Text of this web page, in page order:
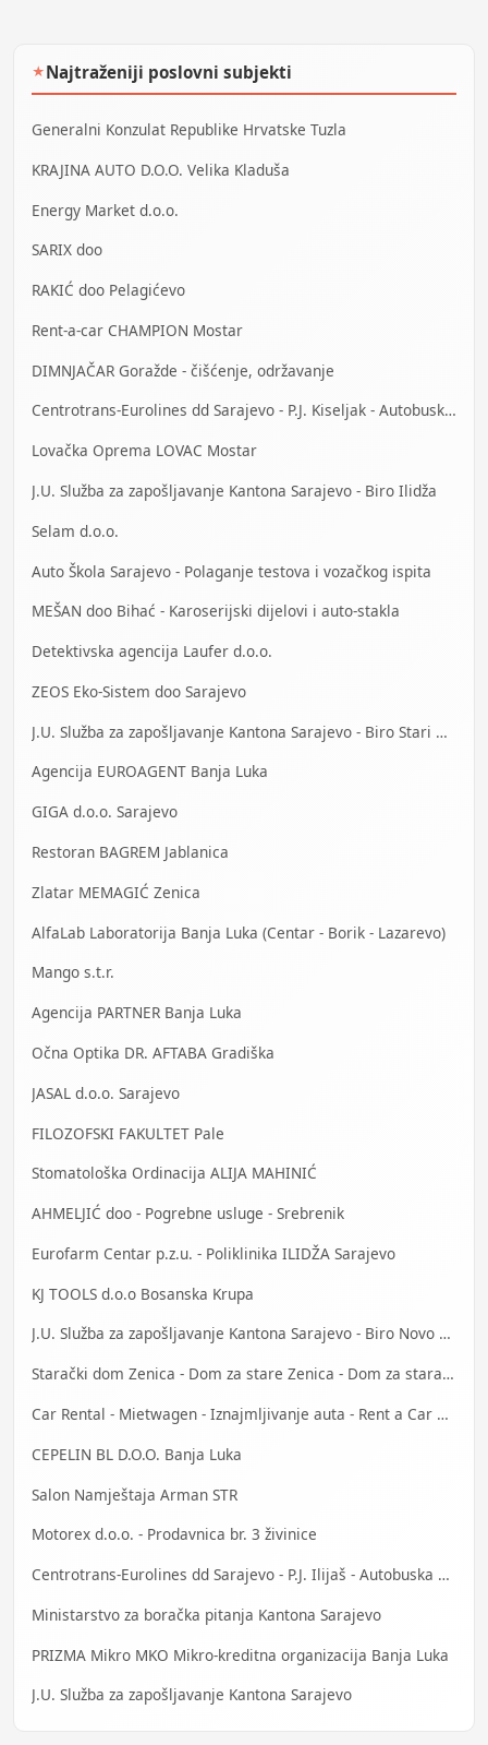
★Najtraženiji poslovni subjekti
Generalni Konzulat Republike Hrvatske Tuzla
KRAJINA AUTO D.O.O. Velika Kladuša
Energy Market d.o.o.
SARIX doo
RAKIĆ doo Pelagićevo
Rent-a-car CHAMPION Mostar
DIMNJAČAR Goražde - čišćenje, održavanje
Centrotrans-Eurolines dd Sarajevo - P.J. Kiseljak - Autobuska stanica
Lovačka Oprema LOVAC Mostar
J.U. Služba za zapošljavanje Kantona Sarajevo - Biro Ilidža
Selam d.o.o.
Auto Škola Sarajevo - Polaganje testova i vozačkog ispita
MEŠAN doo Bihać - Karoserijski dijelovi i auto-stakla
Detektivska agencija Laufer d.o.o.
ZEOS Eko-Sistem doo Sarajevo
J.U. Služba za zapošljavanje Kantona Sarajevo - Biro Stari Grad
Agencija EUROAGENT Banja Luka
GIGA d.o.o. Sarajevo
Restoran BAGREM Jablanica
Zlatar MEMAGIĆ Zenica
AlfaLab Laboratorija Banja Luka (Centar - Borik - Lazarevo)
Mango s.t.r.
Agencija PARTNER Banja Luka
Očna Optika DR. AFTABA Gradiška
JASAL d.o.o. Sarajevo
FILOZOFSKI FAKULTET Pale
Stomatološka Ordinacija ALIJA MAHINIĆ
AHMELJIĆ doo - Pogrebne usluge - Srebrenik
Eurofarm Centar p.z.u. - Poliklinika ILIDŽA Sarajevo
KJ TOOLS d.o.o Bosanska Krupa
J.U. Služba za zapošljavanje Kantona Sarajevo - Biro Novo Sarajevo
Starački dom Zenica - Dom za stare Zenica - Dom za stara lica Zenica
Car Rental - Mietwagen - Iznajmljivanje auta - Rent a Car Bihać
CEPELIN BL D.O.O. Banja Luka
Salon Namještaja Arman STR
Motorex d.o.o. - Prodavnica br. 3 živinice
Centrotrans-Eurolines dd Sarajevo - P.J. Ilijaš - Autobuska stanica
Ministarstvo za boračka pitanja Kantona Sarajevo
PRIZMA Mikro MKO Mikro-kreditna organizacija Banja Luka
J.U. Služba za zapošljavanje Kantona Sarajevo